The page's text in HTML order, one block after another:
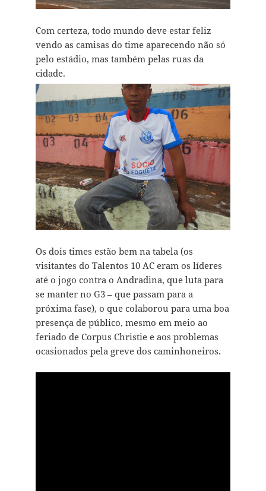
Com certeza, todo mundo deve estar feliz
vendo as camisas do time aparecendo não só
pelo estádio, mas também pelas ruas da
cidade.
Os dois times estão bem na tabela (os
visitantes do Talentos 10 AC eram os líderes
até o jogo contra o Andradina, que luta para
se manter no G3 – que passam para a
próxima fase), o que colaborou para uma boa
presença de público, mesmo em meio ao
feriado de Corpus Christie e aos problemas
ocasionados pela greve dos caminhoneiros.